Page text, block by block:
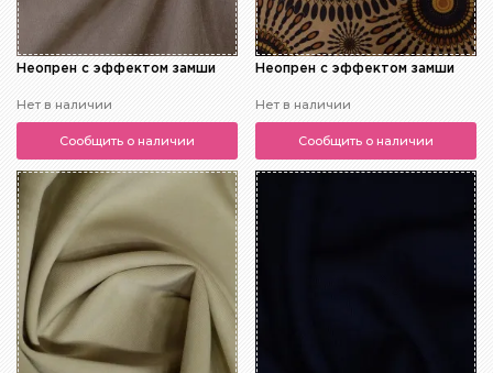
Неопрен с эффектом замши
Нет в наличии
Сообщить о наличии
Неопрен с эффектом замши
Нет в наличии
Сообщить о наличии